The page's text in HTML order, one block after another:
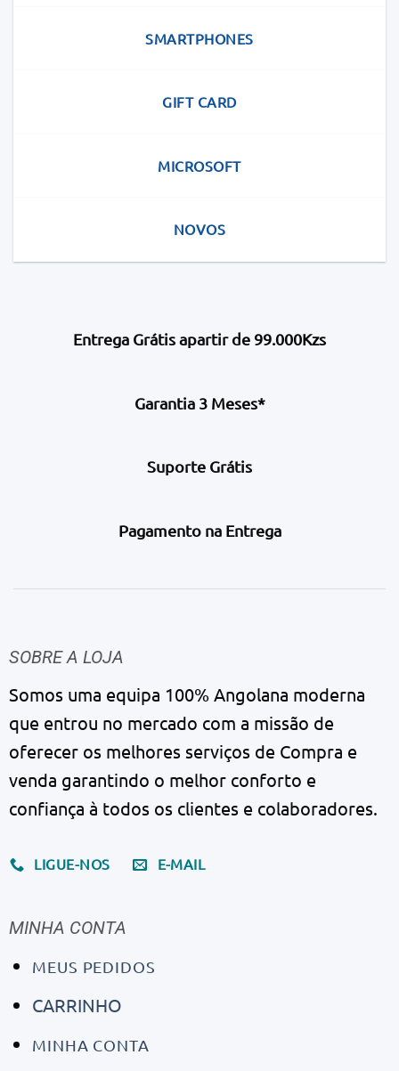
SMARTPHONES
GIFT CARD
MICROSOFT
NOVOS
Entrega Grátis apartir de 99.000Kzs
Garantia 3 Meses*
Suporte Grátis
Pagamento na Entrega
SOBRE A LOJA
Somos uma equipa 100% Angolana moderna
que entrou no mercado com a missão de
oferecer os melhores serviços de Compra e
venda garantindo o melhor conforto e
confiança à todos os clientes e colaboradores.
LIGUE-NOS E-MAIL
MINHA CONTA
MEUS PEDIDOS
CARRINHO
MINHA CONTA